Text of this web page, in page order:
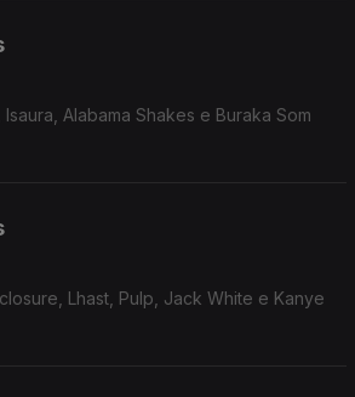
Alabama Shakes e Buraka Som
Lhast, Pulp, Jack White e Kanye